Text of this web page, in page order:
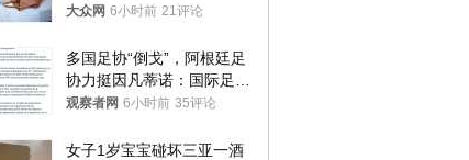
样睡觉更伤身
大众网 6小时前 21评论
多国足协“倒戈”，阿根廷足
协力挺因凡蒂诺：国际足联
今后应继续在其领导下前行
观察者网 6小时前 35评论
女子1岁宝宝碰坏三亚一酒